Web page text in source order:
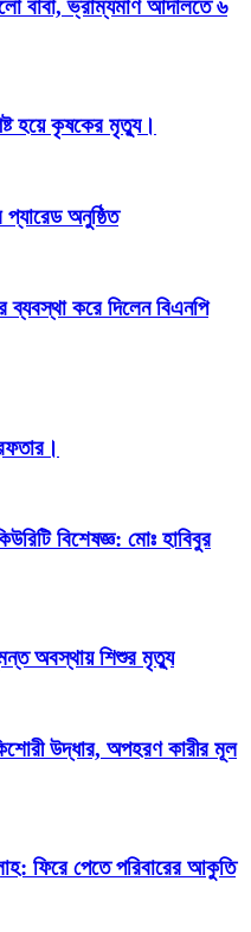
বাবা, ভ্রাম্যমাণ আদালতে ৬
হয়ে কৃষকের মৃত্যু।
প্যারেড অনুষ্ঠিত
ব্যবস্থা করে দিলেন বিএনপি
বিশেষজ্ঞ: মোঃ হাবিবুর
অবস্থায় শিশুর মৃত্যু
উদ্ধার, অপহরণ কারীর মূল
ফিরে পেতে পরিবারের আকুতি